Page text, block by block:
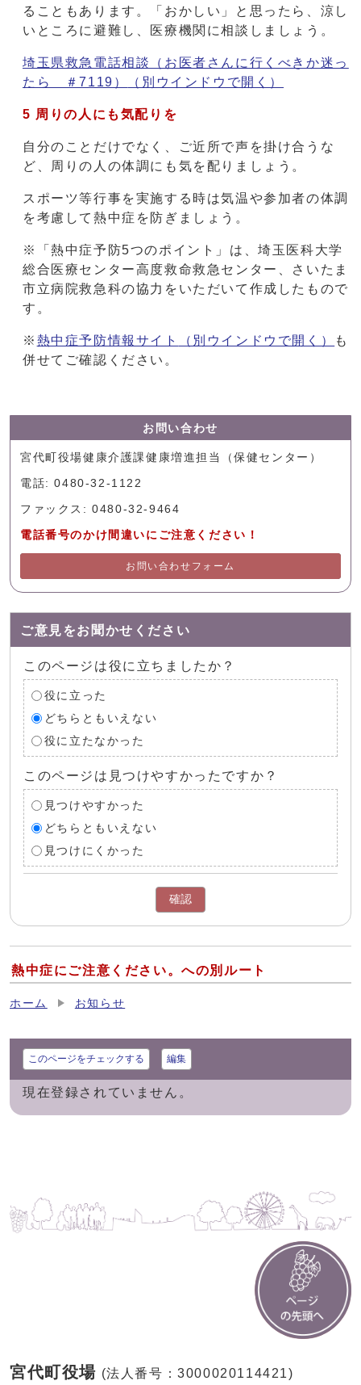
ることもあります。「おかしい」と思ったら、涼し
いところに避難し、医療機関に相談しましょう。
埼玉県救急電話相談（お医者さんに行くべきか迷っ
たら ＃7119）
（別ウインドウで開く）
5 周りの人にも気配りを
自分のことだけでなく、ご近所で声を掛け合うな
ど、周りの人の体調にも気を配りましょう。
スポーツ等行事を実施する時は気温や参加者の体調
を考慮して熱中症を防ぎましょう。
※「熱中症予防5つのポイント」は、埼玉医科大学
総合医療センター高度救命救急センター、さいたま
市立病院救急科の協力をいただいて作成したもので
す。
※ 熱中症予防情報サイト （別ウインドウで開く）
も
併せてご確認ください。
お問い合わせ
宮代町役場健康介護課健康増進担当（保健センター）
電話: 0480-32-1122
ファックス: 0480-32-9464
電話番号のかけ間違いにご注意ください！
お問い合わせフォーム
ご意見をお聞かせください
このページは役に立ちましたか？
役に立った
どちらともいえない
役に立たなかった
このページは見つけやすかったですか？
見つけやすかった
どちらともいえない
見つけにくかった
確認
熱中症にご注意ください。への別ルート
ホーム お知らせ
このページをチェックする 編集
現在登録されていません。
宮代町役場 (法人番号：3000020114421)